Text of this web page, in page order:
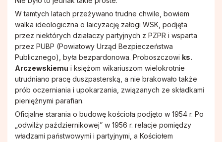
W tamtych latach przeżywano trudne chwile, bowiem
walka ideologiczna o laicyzację załogi WSK, podjęta
przez niektórych działaczy partyjnych z PZPR i wsparta
przez PUBP (Powiatowy Urząd Bezpieczeństwa
Publicznego), była bezpardonowa. Proboszczowi ks.
Arczewskiemu i księżom wikariuszom wielokrotnie
utrudniano pracę duszpasterską, a nie brakowało także
prób oczerniania i upokarzania, związanych ze składkami
pieniężnymi parafian.
Oficjalne starania o budowę kościoła podjęto w 1954 r. Po
„odwilży październikowej” w 1956 r. relacje pomiędzy
władzami państwowymi i partyjnymi, a Kościołem